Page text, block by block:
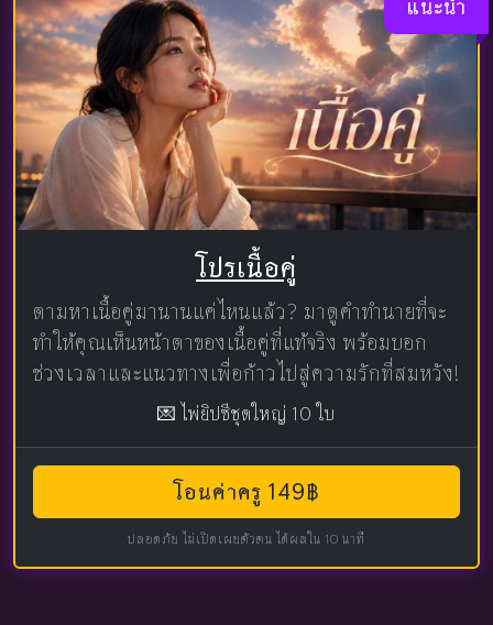
แนะนำ
โปรเนื้อคู่
ตามหาเนื้อคู่มานานแค่ไหนแล้ว? มาดูคำทำนายที่จะ
ทำให้คุณเห็นหน้าตาของเนื้อคู่ที่แท้จริง พร้อมบอก
ช่วงเวลาและแนวทางเพื่อก้าวไปสู่ความรักที่สมหวัง!
💌 ไพ่ยิปซีชุดใหญ่ 10 ใบ
โอนค่าครู 149฿
ปลอดภัย ไม่เปิดเผยตัวตน ได้ผลใน 10 นาที